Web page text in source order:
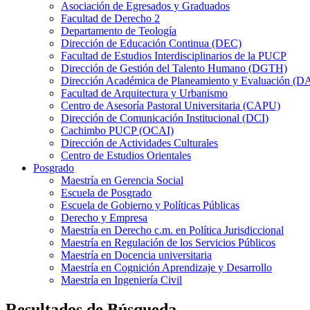
Asociación de Egresados y Graduados
Facultad de Derecho 2
Departamento de Teología
Dirección de Educación Continua (DEC)
Facultad de Estudios Interdisciplinarios de la PUCP
Dirección de Gestión del Talento Humano (DGTH)
Dirección Académica de Planeamiento y Evaluación
Facultad de Arquitectura y Urbanismo
Centro de Asesoría Pastoral Universitaria (CAPU)
Dirección de Comunicación Institucional (DCI)
Cachimbo PUCP (OCAI)
Dirección de Actividades Culturales
Centro de Estudios Orientales
Posgrado
Maestría en Gerencia Social
Escuela de Posgrado
Escuela de Gobierno y Políticas Públicas
Derecho y Empresa
Maestría en Derecho c.m. en Política Jurisdiccional
Maestría en Regulación de los Servicios Públicos
Maestría en Docencia universitaria
Maestría en Cognición Aprendizaje y Desarrollo
Maestría en Ingeniería Civil